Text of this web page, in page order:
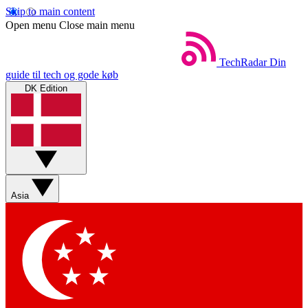
Skip to main content
Open menu Close main menu
TechRadar Din
guide til tech og gode køb
DK Edition
Asia